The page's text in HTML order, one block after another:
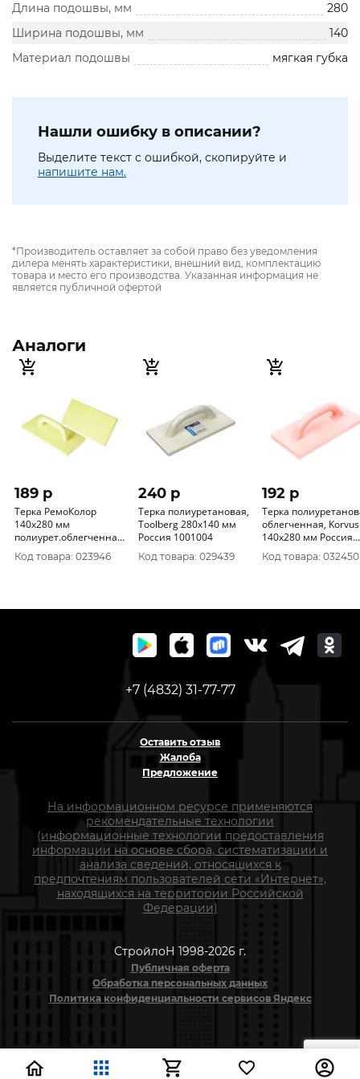
Длина подошвы, мм
280
Ширина подошвы, мм
140
Материал подошвы
мягкая губка
Нашли ошибку в описании?
Выделите текст с ошибкой, скопируйте и
напишите нам.
*Производитель оставляет за собой право без уведомления
дилера менять характеристики, внешний вид, комплектацию
товара и место его производства. Указанная информация не
является публичной офертой
Аналоги
189 p
Терка РемоКолор
140х280 мм
полиурет.облегченная
20-5-028
Код товара: 023946
240 p
Терка полиуретановая,
Toolberg 280х140 мм
Россия 1001004
Код товара: 029439
192 p
Терка
облегченная, Korvus
140х280 мм Россия
1001018
Код товара: 032450
+7 (4832) 31-77-77
Оставить отзыв
Жалоба
Предложение
На информационном ресурсе применяются
рекомендательные технологии
(информационные технологии предоставления
информации на основе сбора, систематизации и
анализа сведений, относящихся к
предпочтениям пользователей сети «Интернет»,
находящихся на территории Российской
Федерации)
СтройлоН 1998-2026 г.
Публичная оферта
Обработка персональных данных
Политика конфиденциальности сервисов Яндекс